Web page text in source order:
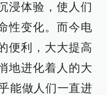
浸体验，使人们
性变化。而今电
便利，大大提高
地进化着人的大
能做人们一直进